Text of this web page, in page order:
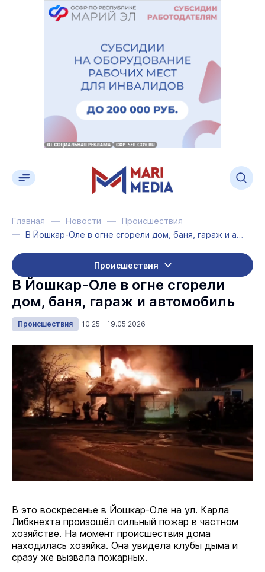
Главная Новости
Происшествия
В Йошкар-Оле в огне сгорели дом, баня, гараж и автомобиль
Происшествия
В Йошкар-Оле в огне сгорели
дом, баня, гараж и автомобиль
Происшествия 10:25 19.05.2026
В это воскресенье в Йошкар-Оле на ул. Карла
Либкнехта произошёл сильный пожар в частном
хозяйстве. На момент происшествия дома
находилась хозяйка. Она увидела клубы дыма и
сразу же вызвала пожарных.